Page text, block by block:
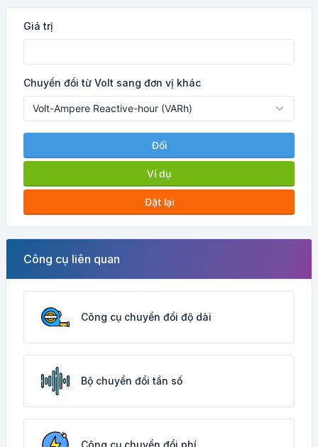
Giá trị
Chuyển đổi từ Volt sang đơn vị khác
Đổi
Ví dụ
Đặt lại
Công cụ liên quan
Công cụ chuyển đổi độ dài
Bộ chuyển đổi tần số
Công cụ chuyển đổi phí